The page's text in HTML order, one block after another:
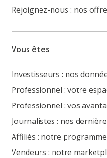
Rejoignez-nous : nos
Vous êtes
Investisseurs : nos
Professionnel : votre
Professionnel : vos
Journalistes : nos
Affiliés : notre programme
Vendeurs : notre